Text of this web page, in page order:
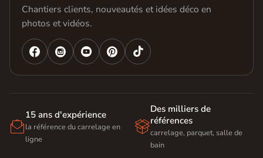
Chantiers clients, nouveautés et idées déco en
photos et vidéos.
   

15 ans d'expérience
la référence du carrelage en
ligne

Des milliers de
références
carrelage, parquet, salle de
bain